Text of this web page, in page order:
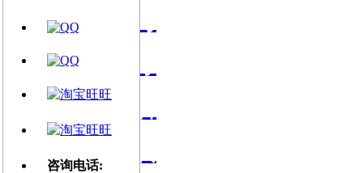
找到我们
关注微博
视频网站
文章资讯
咨询电话: